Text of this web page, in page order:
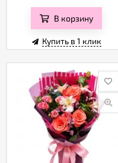
В корзину
Купить в 1 клик